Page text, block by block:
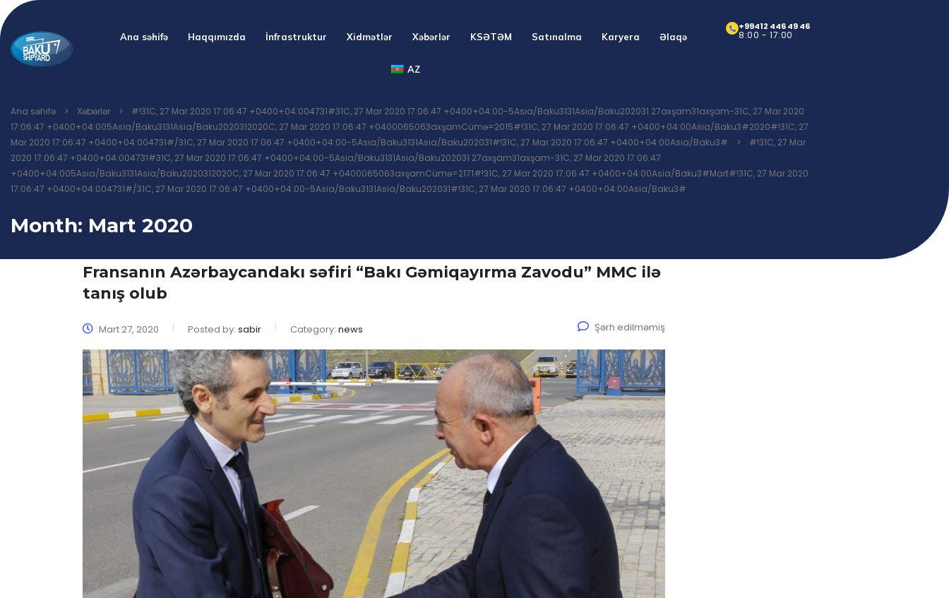
Ana səhifə Haqqımızda İnfrastruktur Xidmətlər Xəbərlər KSƏTƏM Satınalma Karyera Əlaqə
AZ
+99412 446 49 46
8:00 - 17:00
Ana səhifə > Xəbərlər >
#!31C, 27 Mar 2020 17:06:47 +0400+04:004731#31C, 27 Mar 2020 17:06:47 +0400+04:00-5Asia/Baku3131Asia/Baku202031 27axşam31axşam-31C, 27 Mar 2020
17:06:47 +0400+04:005Asia/Baku3131Asia/Baku2020312020C, 27 Mar 2020 17:06:47 +0400065063axşamCümə=2015#!31C, 27 Mar 2020 17:06:47 +0400+04:00Asia/Baku3#2020#!31C, 27
Mar 2020 17:06:47 +0400+04:004731#/31C, 27 Mar 2020 17:06:47 +0400+04:00-5Asia/Baku3131Asia/Baku202031#!31C, 27 Mar 2020 17:06:47 +0400+04:00Asia/Baku3#
>
#!31C, 27 Mar
2020 17:06:47 +0400+04:004731#31C, 27 Mar 2020 17:06:47 +0400+04:00-5Asia/Baku3131Asia/Baku202031 27axşam31axşam-31C, 27 Mar 2020 17:06:47
+0400+04:005Asia/Baku3131Asia/Baku2020312020C, 27 Mar 2020 17:06:47 +0400065063axşamCümə=2171#!31C, 27 Mar 2020 17:06:47 +0400+04:00Asia/Baku3#Mart#!31C, 27 Mar 2020
17:06:47 +0400+04:004731#/31C, 27 Mar 2020 17:06:47 +0400+04:00-5Asia/Baku3131Asia/Baku202031#!31C, 27 Mar 2020 17:06:47 +0400+04:00Asia/Baku3#
Month: Mart 2020
Fransanın Azərbaycandakı səfiri “Bakı Gəmiqayırma Zavodu” MMC ilə
tanış olub
Mart 27, 2020 Posted by: sabir Category: news Şərh edilməmiş